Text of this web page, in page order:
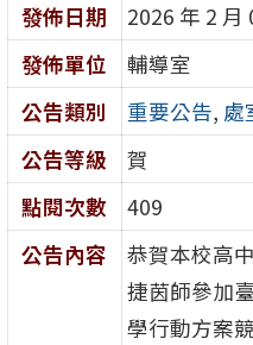
發佈日期
2026 年 2 月
發佈單位
輔導室
公告類別
重要公告, 處
公告等級
賀
點閱次數
409
公告內容
恭賀本校高
捷茵師參加
學行動方案